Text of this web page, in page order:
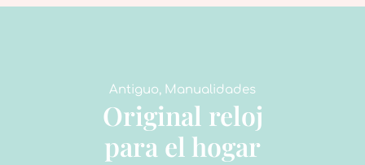
Antiguo, Manualidades
Original reloj
para el hogar